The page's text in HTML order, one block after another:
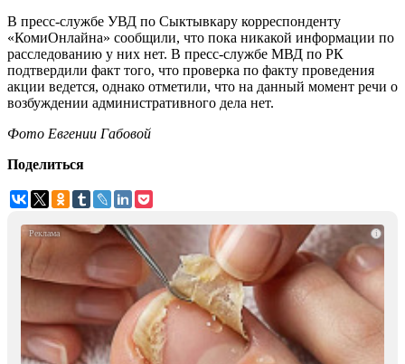
В пресс-службе УВД по Сыктывкару корреспонденту
«КомиОнлайна» сообщили, что пока никакой информации по
расследованию у них нет. В пресс-службе МВД по РК
подтвердили факт того, что проверка по факту проведения
акции ведется, однако отметили, что на данный момент речи о
возбуждении административного дела нет.
Фото Евгении Габовой
Поделиться
i